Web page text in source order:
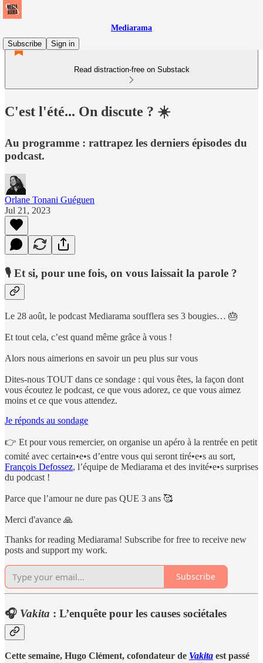
Mediarama
Subscribe
Sign in
Read distraction-free on Substack
C'est l'été... On discute ? ☀️
Au programme : rattrapez les derniers épisodes du
podcast.
Orlane Tonani Guéguen
Jul 21, 2023
🎙 Et si, pour une fois, on vous laissait la parole ?
Le 28 août, le podcast Mediarama soufflera ses 3 bougies… 🎂
Et tout cela, c’est quand même grâce à vous !
Alors nous aimerions en savoir un peu plus sur vous
Dites-nous TOUT dans ce sondage : qui vous êtes, la façon dont
vous écoutez le podcast, ce que vous adorez, ce que vous aimez
moins et ce que vous attendez.
Je réponds au sondage
👉 Et pour vous remercier, on organise un apéro à la rentrée en petit
comité avec certain•e•s d’entre vous qui seront tiré•e•s au sort,
François Defossez, l’équipe de Mediarama et des invité•e•s surprises
du podcast !
Parce que l’amour ne dure pas QUE 3 ans 🥰
Merci d'avance 🙏
Thanks for reading Mediarama! Subscribe for free to receive new
posts and support my work.
Subscribe
🎧 Vakita : L’enquête pour les causes sociétales
Cette semaine, Hugo Clément, cofondateur de Vakita est passé